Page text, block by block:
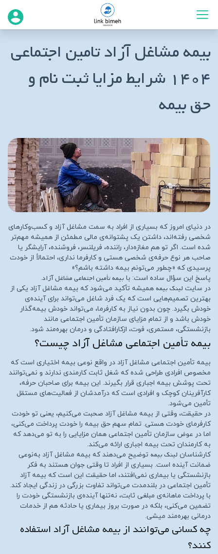
بیمه مشاغل آزاد تامین اجتماعی
۱۴۰۴ شرایط مزایا ثبت نام و
حق بیمه
در دنیای امروز که بسیاری از افراد به سمت مشاغل آزاد و کسب‌وکارهای
شخصی رفته‌اند، داشتن یک پشتوانه‌ی مالی مطمئن از همیشه مهم‌تر
شده است. اگر تو هم مغازه‌دار، راننده، فریلنسر، فروشنده، آرایشگر یا
صاحب هر نوع حرفه‌ی شخصی هستی و کارفرما نداری، احتمالاً از خودت
پرسیدی که «چطور می‌تونم بیمه داشته باشم؟»
پاسخ این سؤال ساده است: با بیمه تأمین اجتماعی مشاغل آزاد.
در سایت لینک بیمه همیشه تأکید می‌شود که بیمه مشاغل آزاد یکی از
بهترین تصمیم‌هایی است که یک فرد شاغل می‌تواند برای آینده‌ی
خودش بگیرد. چون بدون نیاز به کارفرما، می‌تواند خودش بیمه‌گذار
خودش باشد و از تمام مزایای سازمان تأمین اجتماعی مانند
بازنشستگی، مستمری، فوت، ازکارافتادگی و درمان بهره‌مند شود.
بیمه تأمین اجتماعی مشاغل آزاد چیست؟
بیمه تأمین اجتماعی مشاغل آزاد در واقع نوعی بیمه اختیاری است که
مخصوص افرادی طراحی شده که شغل ثابت کارمندی ندارند و نمی‌توانند
تحت پوشش بیمه اجباری قرار بگیرند. این بیمه برای صاحبان حرفه،
کارآفرینان کوچک و افرادی است که درآمدشان از فعالیت‌های مستقل
تأمین می‌شود.
در حقیقت، وقتی از بیمه مشاغل آزاد صحبت می‌کنیم، یعنی تو خودت
کارفرمای خودت هستی. تمام سهم حق بیمه را خودت پرداخت می‌کنی،
اما در عوض سازمان تأمین اجتماعی همان مزایایی را به تو می‌دهد که
به کارمندان تحت بیمه اجباری ارائه می‌کند.
کارشناسان لینک بیمه توضیح می‌دهند که بیمه مشاغل آزاد به‌نوعی
ضمانت آینده است. بسیاری از افراد تا وقتی جوان هستند به فکر
بازنشستگی یا بیماری نمی‌افتند، اما حقیقت این است که بیمه آزاد
تأمین اجتماعی در بلندمدت می‌تواند تفاوت بزرگی در زندگی ایجاد کند.
با پرداخت ماهانه‌ی مبلغی ثابت، نه‌تنها آینده‌ی بازنشستگی خودت را
تضمین می‌کنی، بلکه در صورت بروز بیماری یا حادثه هم از خدمات
درمانی بهره‌مند میشی.
چه کسانی می‌توانند از بیمه مشاغل آزاد استفاده
کنند؟